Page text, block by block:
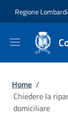
Regione
Briciole
Home /
Chiedere la
domiciliare